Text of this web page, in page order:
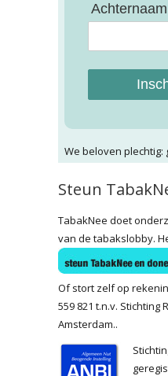
Achternaam
We beloven plechtig:
Steun
TabakNee doet
van de tabakslobby.
Of stort zelf op
559 821 t.n.v. Stichting
Amsterdam..